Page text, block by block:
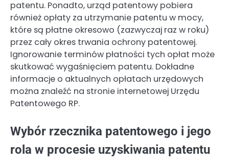
patentu. Ponadto, urząd patentowy pobiera
również opłaty za utrzymanie patentu w mocy,
które są płatne okresowo (zazwyczaj raz w roku)
przez cały okres trwania ochrony patentowej.
Ignorowanie terminów płatności tych opłat może
skutkować wygaśnięciem patentu. Dokładne
informacje o aktualnych opłatach urzędowych
można znaleźć na stronie internetowej Urzędu
Patentowego RP.
Wybór rzecznika patentowego i jego
rola w procesie uzyskiwania patentu